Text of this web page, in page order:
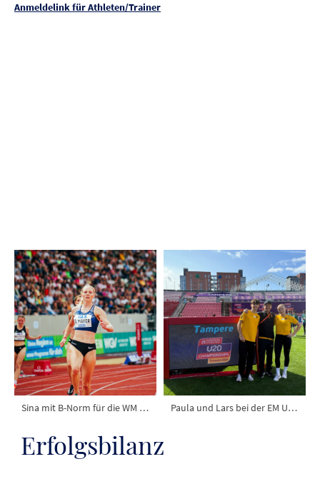
Anmeldelink für Athleten/Trainer
David springt Pfalzrekord mit 4.62m Sina gewinnt Bronze bei der DM
Erfolgsbilanz